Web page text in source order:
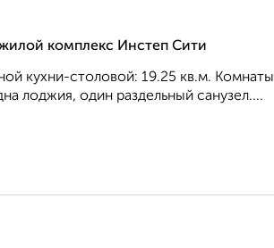
комплекс Инстеп Сити
кухни-столовой: 19.25 кв.м. Комнаты
лоджия, один раздельный санузел....